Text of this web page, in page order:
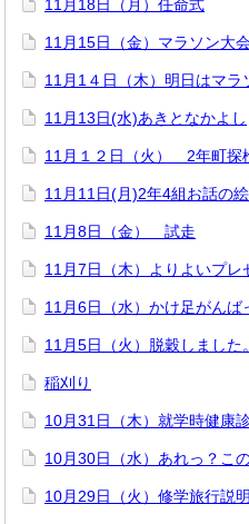
11月18日（月）任命式
11月15日（金）マラソン大
11月1４日（木）明日はマラ
11月13日(水)あきとなかよし
11月１２日（火） 2年町探
11月11日(月)2年4組お話の
11月8日（金） 試走
11月7日（木）よりよいプ
11月6日（水）かけ足がんば
11月5日（火）脱穀しました。
稲刈り
10月31日（木）就学時健康
10月30日（水）あれっ？こ
10月29日（火）修学旅行説